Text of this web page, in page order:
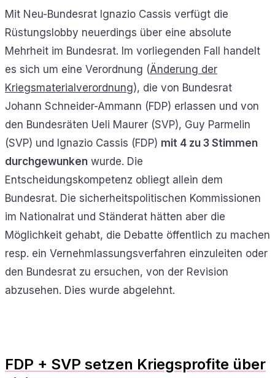
Mit Neu-Bundesrat Ignazio Cassis verfügt die
Rüstungslobby neuerdings über eine absolute
Mehrheit im Bundesrat. Im vorliegenden Fall handelt
es sich um eine Verordnung (Änderung der
Kriegsmaterialverordnung), die von Bundesrat
Johann Schneider-Ammann (FDP) erlassen und von
den Bundesräten Ueli Maurer (SVP), Guy Parmelin
(SVP) und Ignazio Cassis (FDP) mit 4 zu 3 Stimmen
durchgewunken wurde. Die
Entscheidungskompetenz obliegt allein dem
Bundesrat. Die sicherheitspolitischen Kommissionen
im Nationalrat und Ständerat hätten aber die
Möglichkeit gehabt, die Debatte öffentlich zu machen
resp. ein Vernehmlassungsverfahren einzuleiten oder
den Bundesrat zu ersuchen, von der Revision
abzusehen. Dies wurde abgelehnt.
FDP + SVP setzen Kriegsprofite über